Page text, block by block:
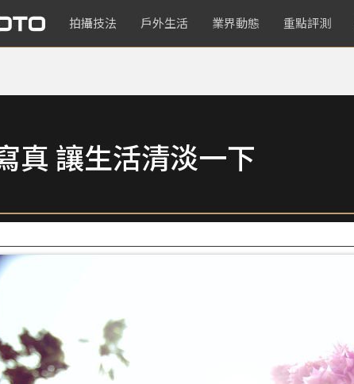
拍攝技法 戶外生活 業界動態 重點評測
真 讓生活清淡一下